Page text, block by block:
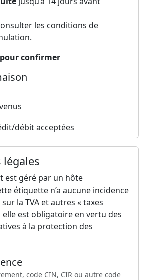
les conditions de
confirmer
débit acceptées
est géré par un hôte
étiquette n’a aucune incidence
la TVA et autres « taxes
elle est obligatoire en vertu des
à la protection des
code CIN, CIR ou autre code